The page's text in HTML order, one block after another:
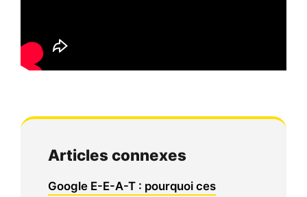
Articles connexes
Google E-E-A-T : pourquoi ces